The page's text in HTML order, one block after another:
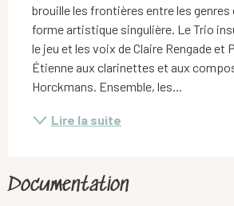
brouille les frontières entre les
forme artistique singulière. Le Trio
le jeu et les voix de Claire Rengade et
Étienne aux clarinettes et aux
Horckmans. Ensemble, les...
Lire la suite
Documentation